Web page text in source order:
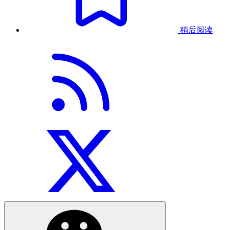
稍后阅读